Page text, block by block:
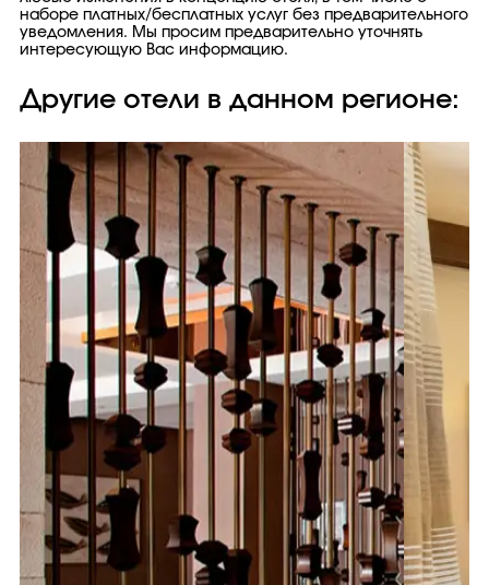
наборе платных/бесплатных услуг без предварительного
уведомления. Мы просим предварительно уточнять
интересующую Вас информацию.
Другие отели в данном регионе: